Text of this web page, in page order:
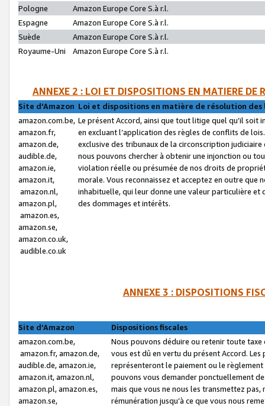
Pologne
Amazon Europe Core S.à r.l.
Espagne
Amazon Europe Core S.à r.l.
Suède
Amazon Europe Core S.à r.l.
Royaume-Uni
Amazon Europe Core S.à r.l.
ANNEXE 2 : LOI ET DISPOSITIONS EN MATIERE DE
Site d’Amazon Loi et dispositions en matière de résolution
amazon.com.be,
amazon.fr,
amazon.de,
audible.de,
amazon.ie,
amazon.it,
amazon.nl,
amazon.pl,
amazon.es,
amazon.se,
amazon.co.uk,
audible.co.uk
Le présent Accord, ainsi que tout litige quel qu’il soit
en excluant l’application des règles de conflits de
exclusive des tribunaux de la circonscription
nous pouvons chercher à obtenir une injonction ou
violation réelle ou présumée de nos droits de
morale. Vous reconnaissez et acceptez en outre que
inhabituelle, qui leur donne une valeur particulière
des dommages et intérêts.
ANNEXE 3 : DISPOSITIONS
Site d’Amazon
Dispositions fiscales
amazon.com.be,
amazon.fr, amazon.de,
audible.de, amazon.ie,
amazon.it, amazon.nl,
amazon.pl, amazon.es,
amazon.se,
Nous pouvons déduire ou retenir toute
vous est dû en vertu du présent Accord.
représenteront le paiement ou le
pouvons vous demander ponctuellement
mais que vous ne nous les transmettez
rémunération jusqu’à ce que vous nous